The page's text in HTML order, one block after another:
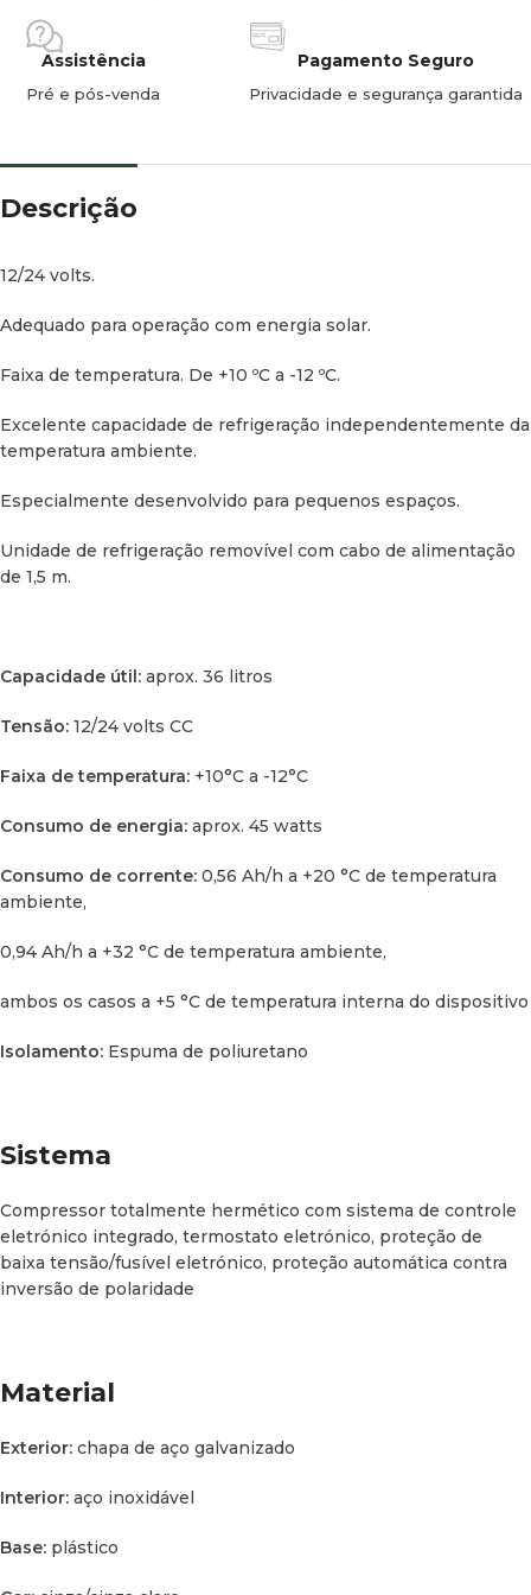
0,94 Ah/h a +32 °C de temperatura ambiente,
ambos os casos a +5 °C de temperatura interna do
Sistema
controle eletrónico integrado, termostato eletrónico,
automática contra inversão de polaridade
Exterior:
Base:plástico
Cor:cinza/cinza claro
Peso:aprox. 18,5kg
Certificados/diretivas:Aprovação CE europeia (diretivas
Assistência
Pré e pós-venda
Pagamento Seguro
Privacidade e segurança garantida
Descrição
12/24 volts.
Adequado para operação com energia solar.
Faixa de temperatura. De +10 ºC a -12 ºC.
Excelente capacidade de refrigeração independentemente da
temperatura ambiente.
Especialmente desenvolvido para pequenos espaços.
Unidade de refrigeração removível com cabo de alimentação
de 1,5 m.
Capacidade útil: aprox. 36 litros
Tensão: 12/24 volts CC
Faixa de temperatura: +10°C a -12°C
Consumo de energia: aprox. 45 watts
Consumo de corrente: 0,56 Ah/h a +20 °C de temperatura
ambiente,
0,94 Ah/h a +32 °C de temperatura ambiente,
ambos os casos a +5 °C de temperatura interna do dispositivo
Isolamento: Espuma de poliuretano
Sistema
Compressor totalmente hermético com sistema de controle
eletrónico integrado, termostato eletrónico, proteção de
baixa tensão/fusível eletrónico, proteção automática contra
inversão de polaridade
Material
Exterior: chapa de aço galvanizado
Interior: aço inoxidável
Base: plástico